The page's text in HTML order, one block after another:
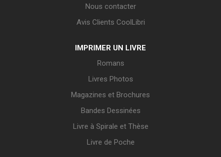
Nous contacter
Avis Clients CoolLibri
IMPRIMER UN LIVRE
Romans
Livres Photos
Magazines et Brochures
Bandes Dessinées
Livre à Spirale et Thèse
Livre de Poche